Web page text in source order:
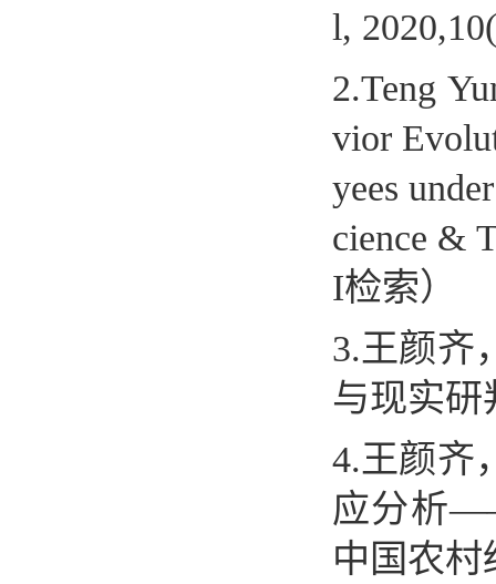
l,
2.Teng
vior
yees
cience &
I检索）
3.王颜齐
与现实研
4.王颜齐
应分析
中国农村